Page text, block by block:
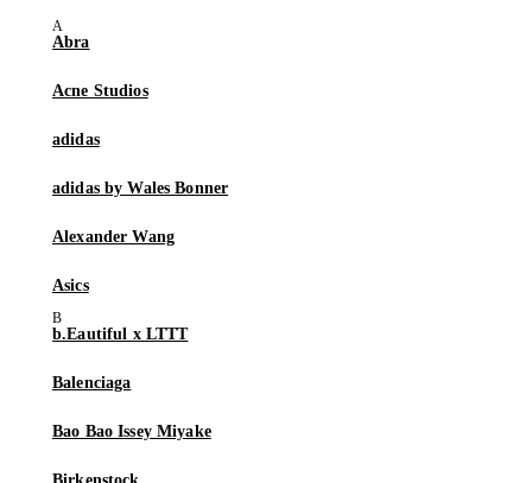
Abra
Acne Studios
adidas
adidas by Wales Bonner
Alexander Wang
Asics
b.Eautiful x LTTT
Balenciaga
Bao Bao Issey Miyake